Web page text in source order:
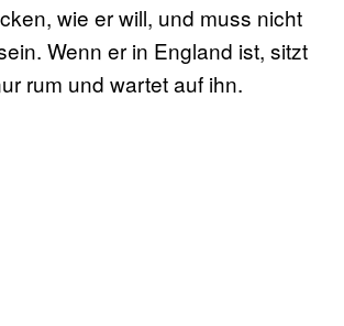
wie er will, und muss nicht
Wenn er in England ist, sitzt
rum und wartet auf ihn.